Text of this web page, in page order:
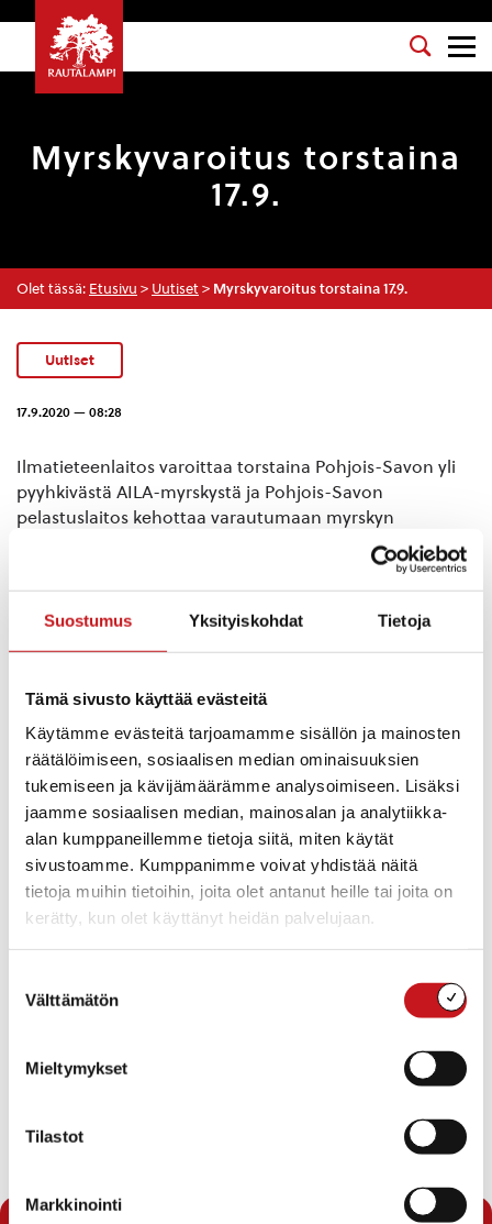
Suostumus Yksityiskohdat Tietoja
Tämä sivusto käyttää evästeitä
Käytämme evästeitä tarjoamamme sisällön ja mainosten
räätälöimiseen, sosiaalisen median ominaisuuksien
tukemiseen ja kävijämäärämme analysoimiseen. Lisäksi
jaamme sosiaalisen median, mainosalan ja analytiikka-
alan kumppaneillemme tietoja siitä, miten käytät
sivustoamme. Kumppanimme voivat yhdistää näitä
tietoja muihin tietoihin, joita olet antanut heille tai joita on
kerätty, kun olet käyttänyt heidän palvelujaan.
valinta
Välttämätön
Mieltymykset
Tilastot
Markkinointi
Myrskyvaroitus torstaina
17.9.
Olet tässä: Etusivu > Uutiset > Myrskyvaroitus torstaina 17.9.
Uutiset
17.9.2020 — 08:28
Ilmatieteenlaitos varoittaa torstaina Pohjois-Savon yli
pyyhkivästä AILA-myrskystä ja Pohjois-Savon
pelastuslaitos kehottaa varautumaan myrskyn
aiheuttamiin sähkökatkosten, myrskyvahinkojen ja
rankkasateiden seurauksiin. Muistetaan varmistaa myös
veneiden kiinnitykset ja pihakalusteiden yms. säilytys!
Tuulivaroitus maa-alueille: Pohjoistuuli on vaarallisen
tuulivahinkoja, paikoin myös yhtenäisiä vahinkoalueita.
Paikallisesti suurta raivaustarvetta, pitkiä sähkökatkoja
sekä katkoja teleliikenteessä.
Sadevaroitus — varoitus voimassa 17.9. 05:30 – 17.9.
09:30
Sadevaroitus: voi sataa runsaasti, yli 50 mm
vuorokaudessa. Herkimmin tulvivat alikulut ja
painanteet tulvivat taajama-alueilla. Liikenteessä
Tulvakeskus/SYKE: Runsaat sateet voivat nostaa jokien
tulviminen sekä lievät häiriöt mahdollisia.